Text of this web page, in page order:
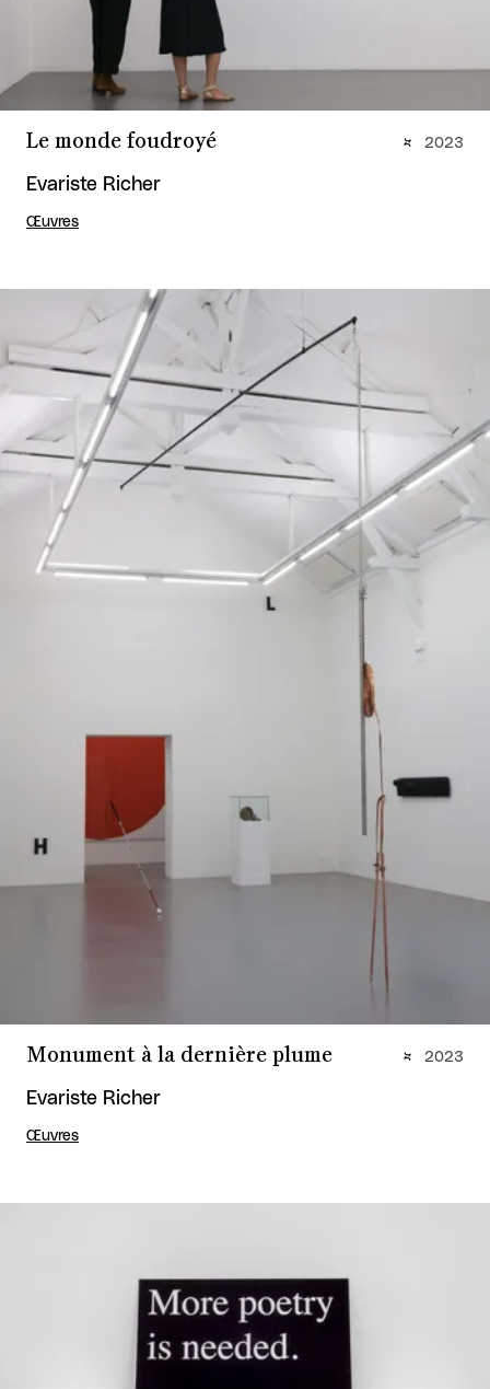
Le monde foudroyé
Evariste Richer
Œuvres
2023
Monument à la dernière plume
Evariste Richer
Œuvres
2023